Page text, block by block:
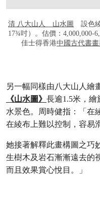
清 八大山人 山水圖
設色
17¾吋）。估價：4,000,000-
佳士得香港中國古代書
另一幅同樣由八大山人繪
《山水圖》 長逾1.5米，繪
水景色。周時健指：「在
在綾布上難以控制，容易
她接著解釋此畫構圖之巧
生樹木及岩石漸漸遠去的
而且效果賞心悅目。」